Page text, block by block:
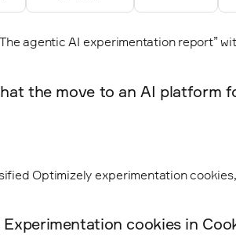
the move to an AI platform
cookies in